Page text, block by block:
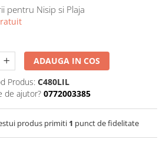
pentru Nisip si Plaja
ADAUGA IN COS
Produs: C480LIL
de ajutor? 0772003385
produs primiti 1 punct de fidelitate